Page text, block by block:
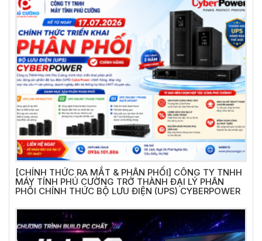
[CHÍNH THỨC RA MẮT & PHÂN PHỐI] CÔNG TY TNHH
MÁY TÍNH PHÚ CƯỜNG TRỞ THÀNH ĐẠI LÝ PHÂN
PHỐI CHÍNH THỨC BỘ LƯU ĐIỆN (UPS) CYBERPOWER